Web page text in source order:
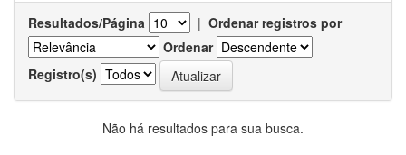
Resultados/Página | Ordenar registros por
Ordenar
Registro(s)
Não há resultados para sua busca.